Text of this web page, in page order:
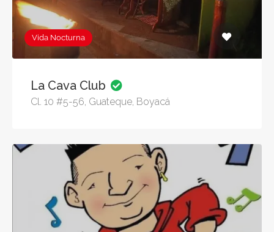
Vida Nocturna
La Cava Club
Cl. 10 #5-56, Guateque, Boyacá